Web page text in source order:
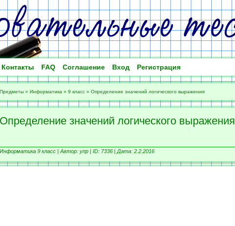
Контакты FAQ Соглашение Вход Регистрация
Предметы » Информатика » 9 класс » Определение значений логического выражения
Определение значений логического выражения
Информатика 9 класс | Автор: упр | ID: 7336 | Дата: 2.2.2016